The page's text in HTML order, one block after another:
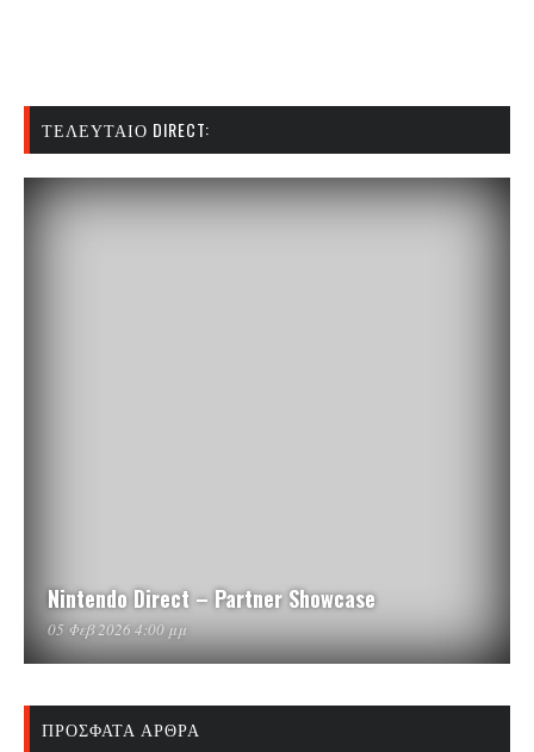
ΤΕΛΕΥΤΑΊΟ DIRECT:
Nintendo Direct – Partner Showcase
05 Φεβ 2026 4:00 μμ
ΠΡΌΣΦΑΤΑ ΆΡΘΡΑ